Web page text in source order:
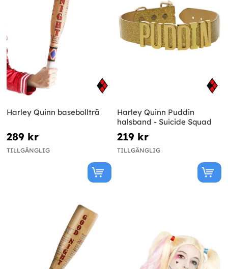
Harley Quinn basebollträ
289 kr
TILLGÄNGLIG
Harley Quinn Puddin
halsband - Suicide Squad
219 kr
TILLGÄNGLIG